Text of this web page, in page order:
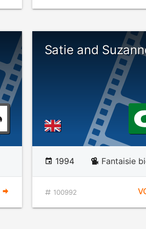
Satie and
1994 Fantaisie
100992